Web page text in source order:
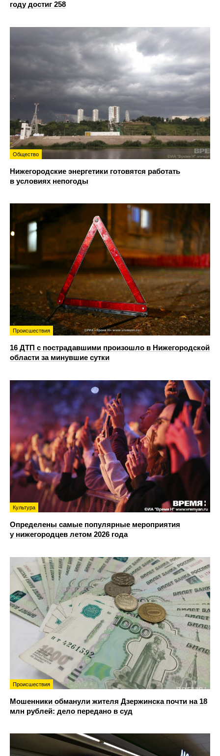
году достиг 258
Общество
Нижегородские энергетики готовятся работать
в условиях непогоды
Происшествия
16 ДТП с пострадавшими произошло в Нижегородской
области за минувшие сутки
Культура
Определены самые популярные мероприятия
у нижегородцев летом 2026 года
Происшествия
Мошенники обманули жителя Дзержинска почти на 18
млн рублей: дело передано в суд